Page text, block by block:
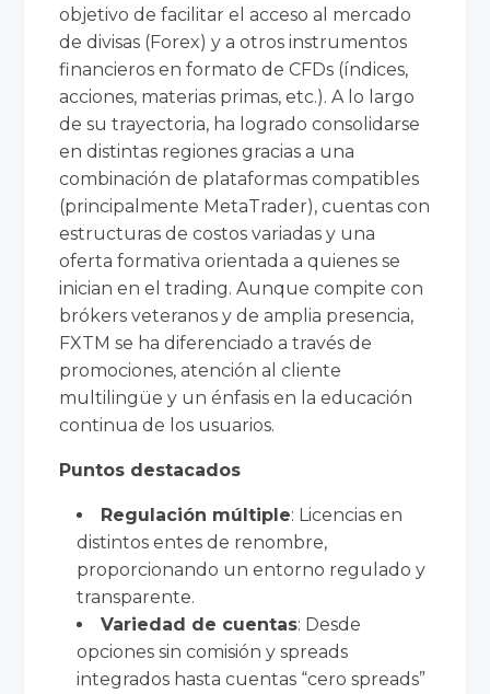
objetivo de facilitar el acceso al mercado
de divisas (Forex) y a otros instrumentos
financieros en formato de CFDs (índices,
acciones, materias primas, etc.). A lo largo
de su trayectoria, ha logrado consolidarse
en distintas regiones gracias a una
combinación de plataformas compatibles
(principalmente MetaTrader), cuentas con
estructuras de costos variadas y una
oferta formativa orientada a quienes se
inician en el trading. Aunque compite con
brókers veteranos y de amplia presencia,
FXTM se ha diferenciado a través de
promociones, atención al cliente
multilingüe y un énfasis en la educación
continua de los usuarios.
Puntos destacados
Regulación múltiple: Licencias en
distintos entes de renombre,
proporcionando un entorno regulado y
transparente.
Variedad de cuentas: Desde
opciones sin comisión y spreads
integrados hasta cuentas “cero spreads”